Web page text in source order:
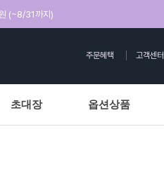
(~8/31까지)
주문혜택 고객센터
초대장 옵션상품